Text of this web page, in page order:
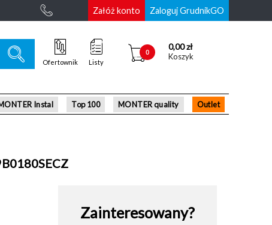
Załóż konto Zaloguj GrudnikGO
0
0,00 zł
Koszyk
Ofertownik Listy
Instal Top 100 MONTER quality Outlet
Zainteresowany?